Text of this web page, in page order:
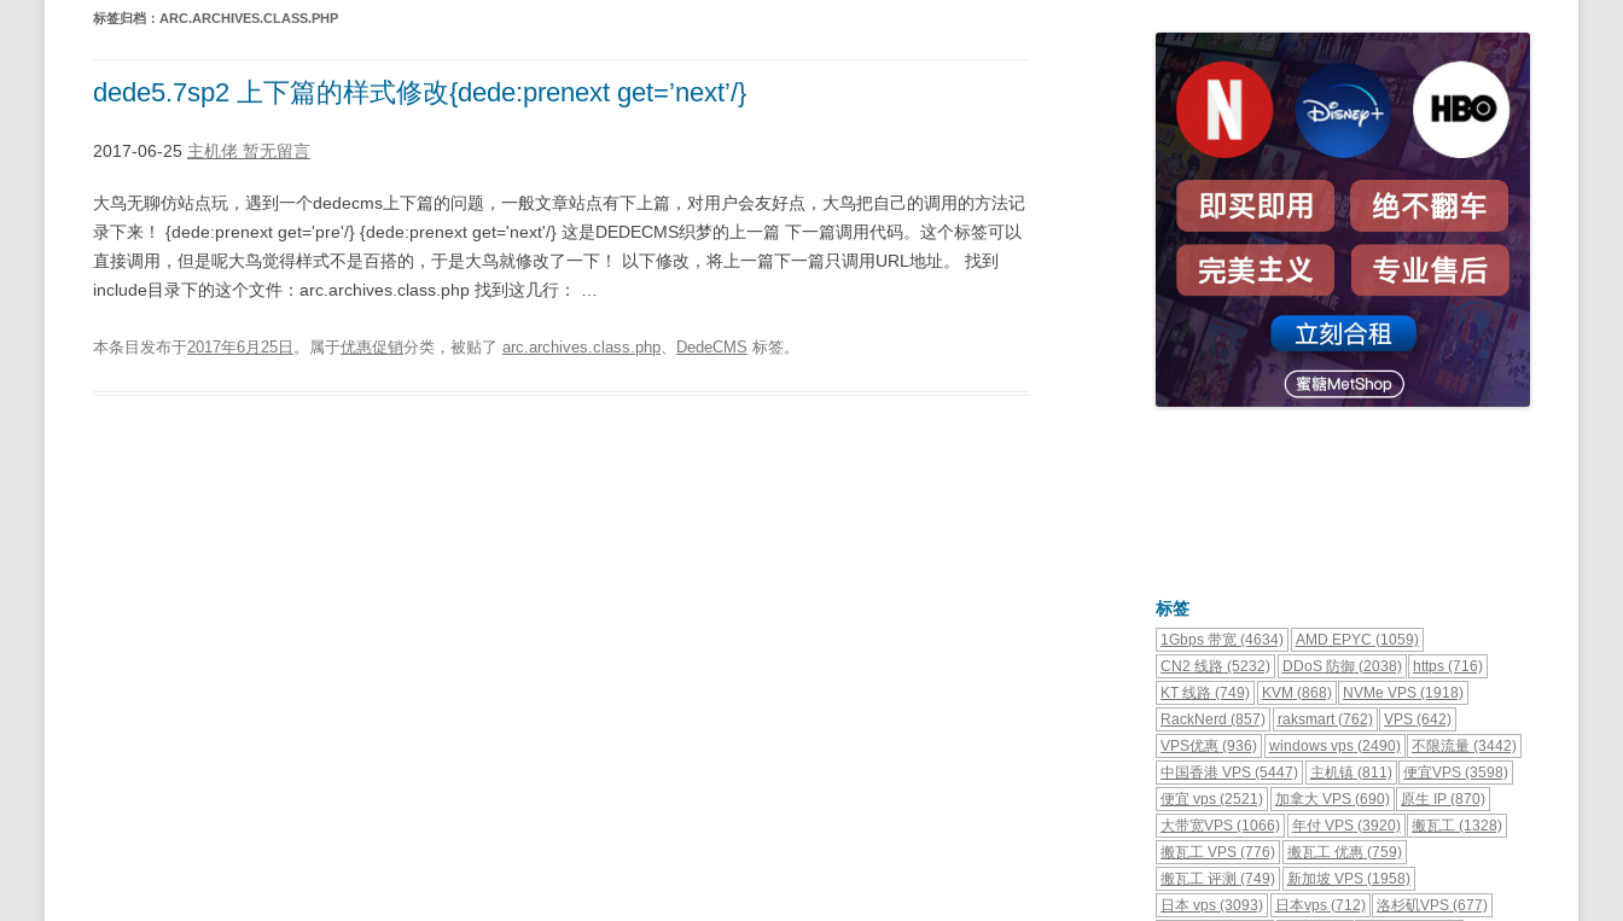
标签归档： ARC.ARCHIVES.CLASS.PHP
dede5.7sp2 上下篇的样式修改{dede:prenext get=’next’/}
2017-06-25 主机佬 暂无留言
大鸟无聊仿站点玩，遇到一个dedecms上下篇的问题，一般文章站点有下上篇，对用户会友好点，大鸟把自己的调用的方法记
录下来！ {dede:prenext get='pre'/} {dede:prenext get='next'/} 这是DEDECMS织梦的上一篇 下一篇调用代码。这个标签可以
直接调用，但是呢大鸟觉得样式不是百搭的，于是大鸟就修改了一下！ 以下修改，将上一篇下一篇只调用URL地址。 找到
include目录下的这个文件：arc.archives.class.php 找到这几行： …
本条目发布于2017年6月25日 。属于优惠促销分类，被贴了 arc.archives.class.php DedeCMS 标签。
标签
1Gbps 带宽 (4634) AMD EPYC (1059)
CN2 线路 (5232) DDoS 防御(2038) https (716)
KT 线路 (749) KVM (868) NVMe VPS (1918)
RackNerd (857) raksmart(762) VPS (642)
VPS优惠 (936) windows vps(2490) 不限流量 (3442)
中国香港 VPS (5447) 主机镇(811) 便宜VPS (3598)
便宜 vps (2521) 加拿大 VPS(690) 原生 IP (870)
大带宽VPS (1066) 年付 VPS(3920) 搬瓦工 (1328)
搬瓦工 VPS (776) 搬瓦工 优惠(759)
搬瓦工 评测 (749) 新加坡 VPS(1958)
日本 vps (3093) 日本vps(712) 洛杉矶VPS (677)